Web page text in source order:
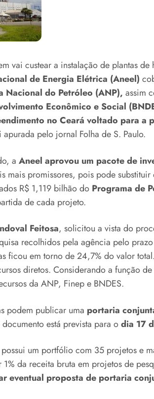
vai custear a instalação de plantas
de Energia Elétrica (Aneel)
Nacional do Petróleo (ANP), assim
Econômico e Social
no Ceará voltado para a
pelo jornal Folha de S. Paulo.
a Aneel aprovou um pacote de
mais promissores, pois pode
R$ 1,119 bilhão do Programa de
de cada projeto.
Feitosa, solicitou a vista do
recolhidos pela agência pelo
ficou em torno de 24,7% do valor
diretos. Considerando a função
da ANP, Finep e BNDES.
podem publicar uma portaria
está prevista para odia 17
um portfólio com 35 projetos e
1% da receita bruta em projetos de
eventual proposta de portaria